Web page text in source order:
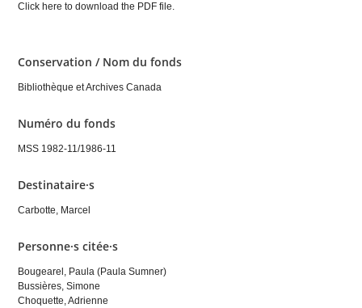
Click here to download the PDF file.
Conservation / Nom du fonds
Bibliothèque et Archives Canada
Numéro du fonds
MSS 1982-11/1986-11
Destinataire·s
Carbotte, Marcel
Personne·s citée·s
Bougearel, Paula (Paula Sumner)
Bussières, Simone
Choquette, Adrienne